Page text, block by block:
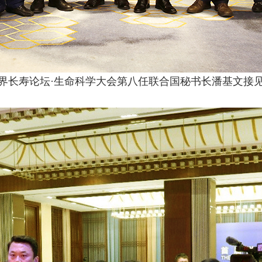
长寿论坛·生命科学大会第八任联合国秘书长潘基文接